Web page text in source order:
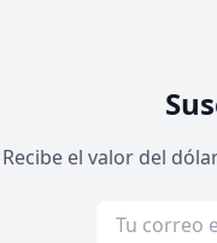
Recibe el valor del